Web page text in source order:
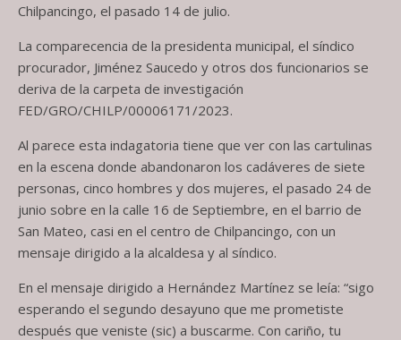
Chilpancingo, el pasado 14 de julio.
La comparecencia de la presidenta municipal, el síndico
procurador, Jiménez Saucedo y otros dos funcionarios se
deriva de la carpeta de investigación
FED/GRO/CHILP/00006171/2023.
Al parece esta indagatoria tiene que ver con las cartulinas
en la escena donde abandonaron los cadáveres de siete
personas, cinco hombres y dos mujeres, el pasado 24 de
junio sobre en la calle 16 de Septiembre, en el barrio de
San Mateo, casi en el centro de Chilpancingo, con un
mensaje dirigido a la alcaldesa y al síndico.
En el mensaje dirigido a Hernández Martínez se leía: “sigo
esperando el segundo desayuno que me prometiste
después que veniste (sic) a buscarme. Con cariño, tu